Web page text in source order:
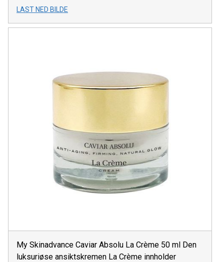
LAST NED BILDE
My Skinadvance Caviar Absolu La Crème 50 ml Den
luksuriøse ansiktskremen La Crème innholder